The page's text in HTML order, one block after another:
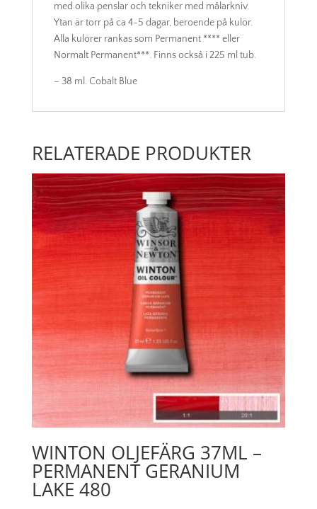
med olika penslar och tekniker med målarkniv.
Ytan är torr på ca 4-5 dagar, beroende på kulör.
Alla kulörer rankas som Permanent **** eller
Normalt Permanent***. Finns också i 225 ml tub.
– 38 ml. Cobalt Blue
RELATERADE PRODUKTER
WINTON OLJEFÄRG 37ML –
PERMANENT GERANIUM
LAKE 480